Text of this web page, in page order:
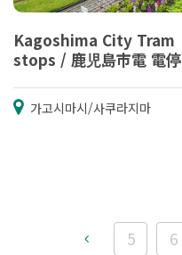
Kagoshima City Tram
stops / 鹿児島市電 電停
가고시마시/사쿠라지마
5 6